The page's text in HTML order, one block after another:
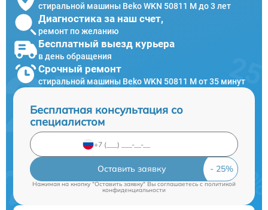
стиральной машины Beko WKN 50811 M до 3 лет
Диагностика за наш счет,
ремонт по желанию
Бесплатный выезд курьера
в день обращения
Срочный ремонт
стиральной машины Beko WKN 50811 M от 35 минут
Бесплатная консультация со
специалистом
Оставить заявку
Нажимая на кнопку "Оставить заявку" Вы соглашаетесь c политикой
конфиденциальности